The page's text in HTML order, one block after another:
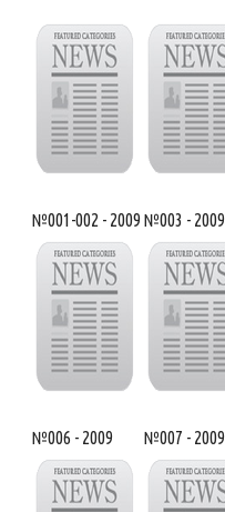
№001-002 - 2009 №003 - 2009
№006 - 2009 №007 - 2009